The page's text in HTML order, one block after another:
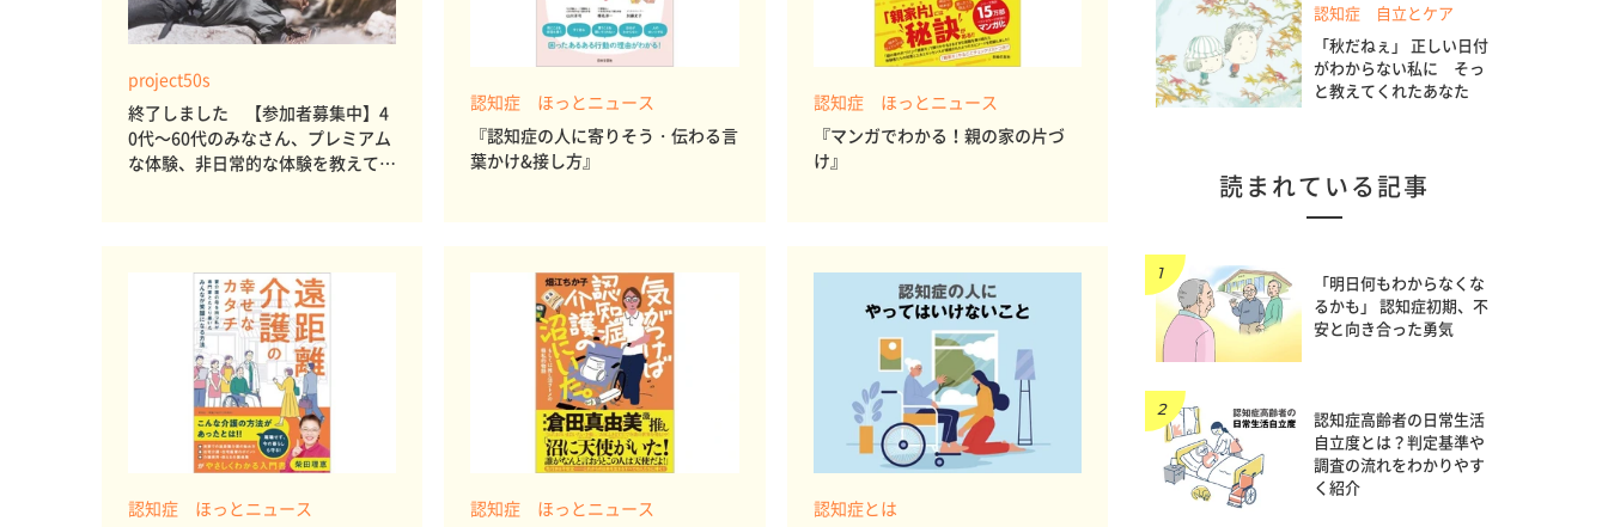
project50s
終了しました 【参加者募集中】4
0代～60代のみなさん、プレミアム
な体験、非日常的な体験を教えてく
認知症 ほっとニュース
『認知症の人に寄りそう・伝わる言
葉かけ&接し方』
認知症 ほっとニュース
『マンガでわかる！親の家の片づ
け』
認知症 ほっとニュース
認知症 ほっとニュース
認知症とは
認知症 自立とケア
「秋だねぇ」 正しい日付
がわからない私に そっ
と教えてくれたあなた
読まれている記事
「明日何もわからなくな
るかも」 認知症初期、不
安と向き合った勇気
認知症高齢者の日常生活
自立度とは？判定基準や
調査の流れをわかりやす
く紹介